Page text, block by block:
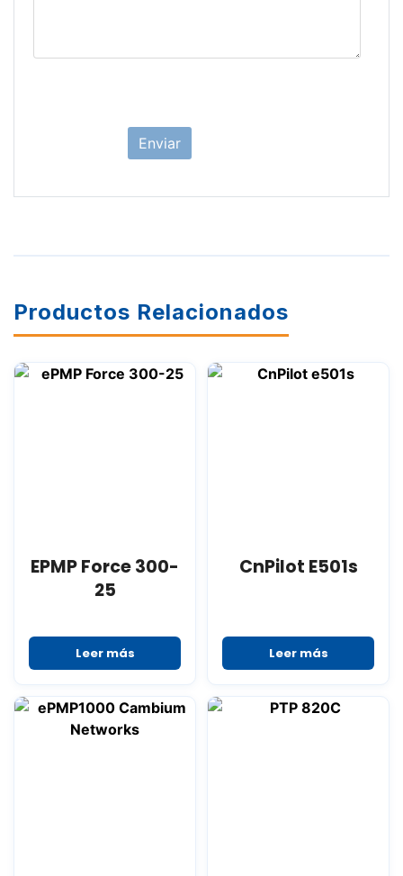
Productos Relacionados
EPMP Force 300-
25
Leer más
CnPilot E501s
Leer más